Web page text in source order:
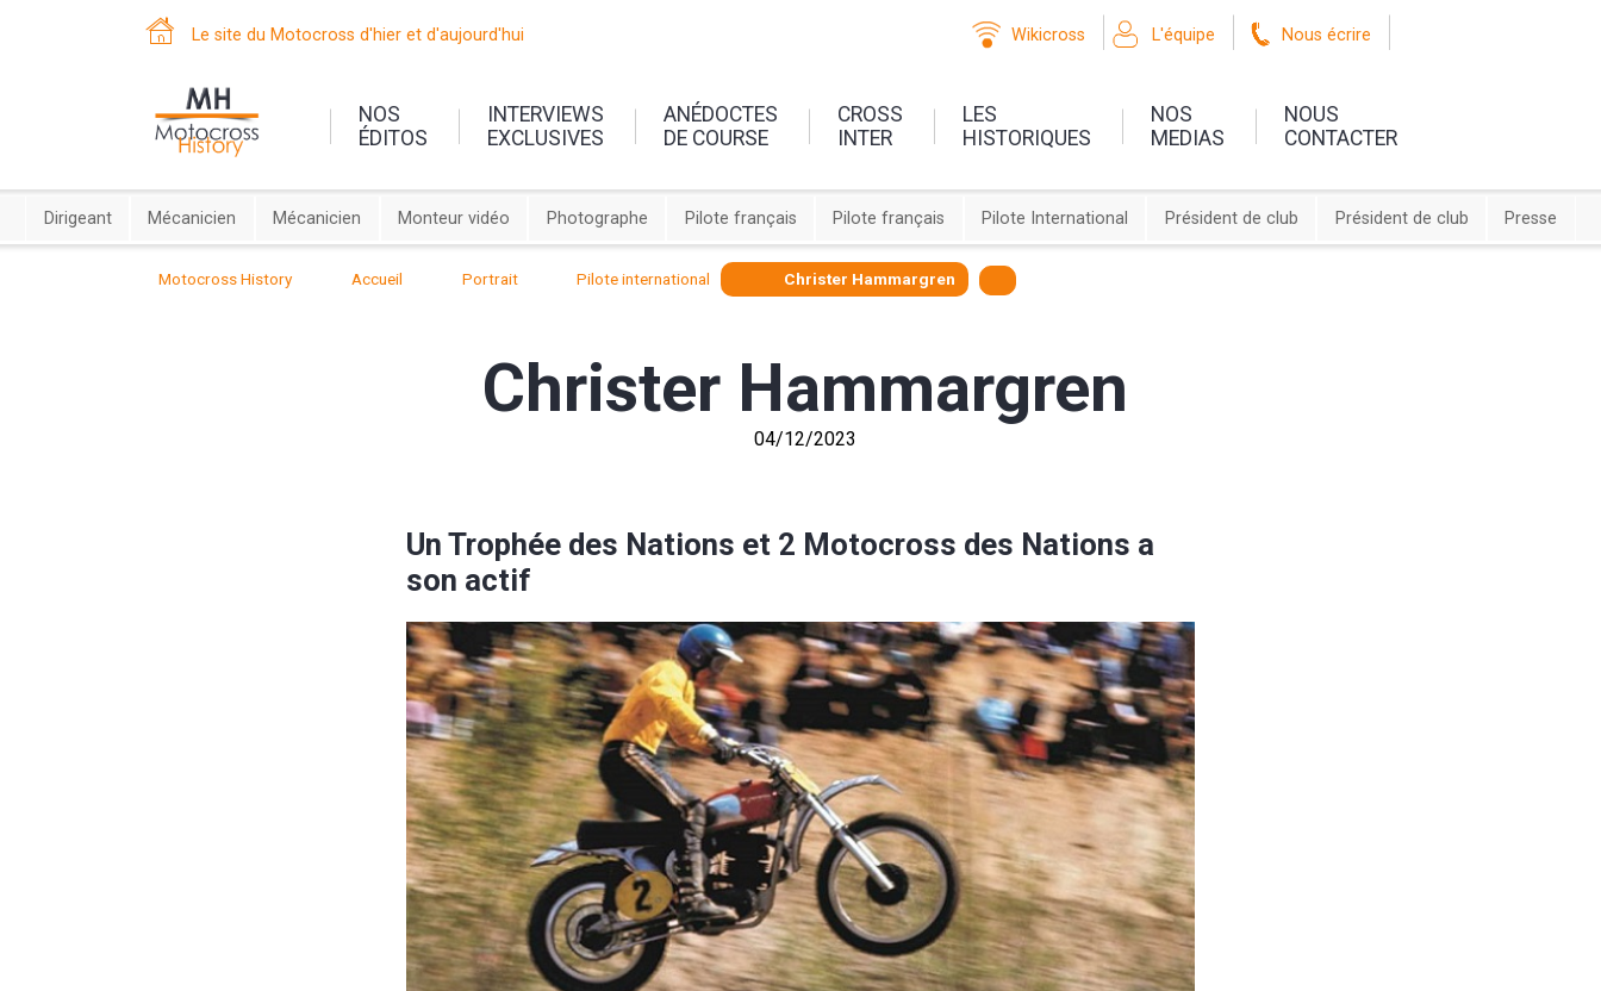
Le site du Motocross d'hier et d'aujourd'hui Wikicross L'équipe Nous écrire
NOS
ÉDITOS
INTERVIEWS
EXCLUSIVES
ANÉDOCTES
DE COURSE
CROSS
INTER
LES
HISTORIQUES
NOS
MEDIAS
NOUS
CONTACTER
Dirigeant Mécanicien Mécanicien Monteur vidéo Photographe Pilote français Pilote français Pilote International Président de club Président de club Presse
Motocross History Accueil Portrait Pilote international Christer Hammargren
Christer Hammargren
04/12/2023
Un Trophée des Nations et 2 Motocross des Nations a
son actif